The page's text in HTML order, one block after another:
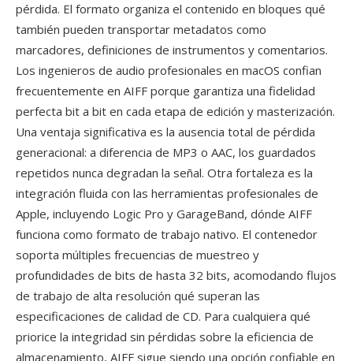
pérdida. El formato organiza el contenido en bloques qué
también pueden transportar metadatos como
marcadores, definiciones de instrumentos y comentarios.
Los ingenieros de audio profesionales en macOS confian
frecuentemente en AIFF porque garantiza una fidelidad
perfecta bit a bit en cada etapa de edición y masterización.
Una ventaja significativa es la ausencia total de pérdida
generacional: a diferencia de MP3 o AAC, los guardados
repetidos nunca degradan la señal. Otra fortaleza es la
integración fluida con las herramientas profesionales de
Apple, incluyendo Logic Pro y GarageBand, dónde AIFF
funciona como formato de trabajo nativo. El contenedor
soporta múltiples frecuencias de muestreo y
profundidades de bits de hasta 32 bits, acomodando flujos
de trabajo de alta resolución qué superan las
especificaciones de calidad de CD. Para cualquiera qué
priorice la integridad sin pérdidas sobre la eficiencia de
almacenamiento, AIFF sigue siendo una opción confiable en